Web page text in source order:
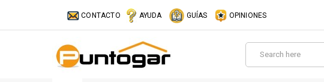
CONTACTO AYUDA GUÍAS OPINIONES